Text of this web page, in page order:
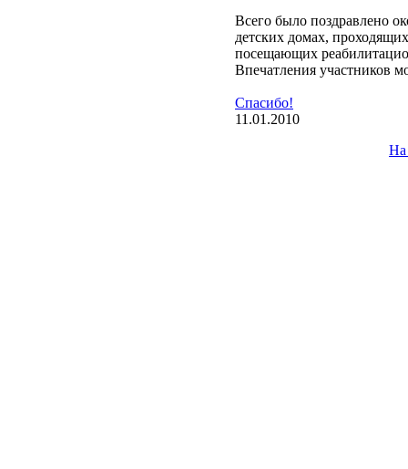
Всего было поздравлено
детских домах,
посещающих
Впечатления участников
Спасибо!
11.01.2010
На